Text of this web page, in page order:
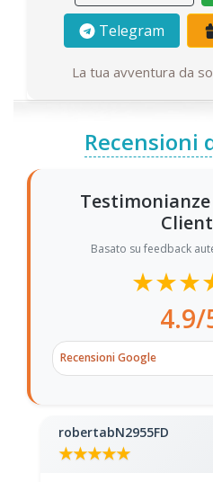
Telegram
La tua avventura da
Recensioni
Basato su feedback
4.9/
Recensioni Google
robertabN2955FD
★★★★★